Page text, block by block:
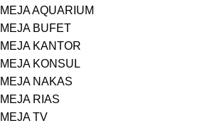
MEJA AQUARIUM
MEJA BUFET
MEJA KANTOR
MEJA KONSUL
MEJA NAKAS
MEJA RIAS
MEJA TV